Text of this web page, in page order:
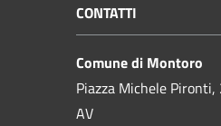
CONTATTI
Comune di Montoro
Piazza Michele
AV